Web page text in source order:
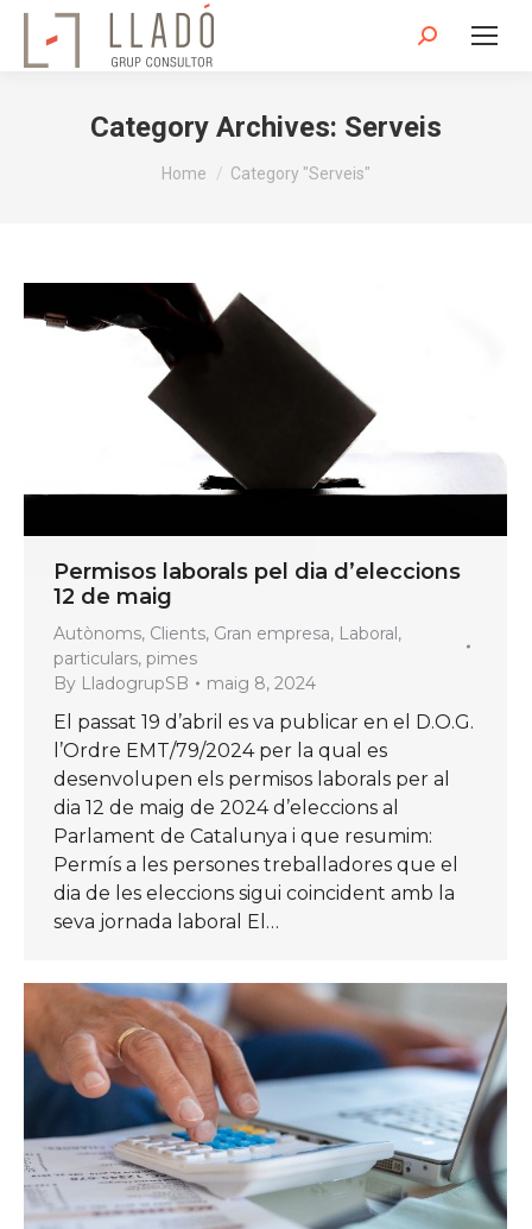
Search:
Category Archives: Serveis
You are here:
Home Category "Serveis"
Permisos laborals pel dia d’eleccions
12 de maig
Autònoms, Clients, Gran empresa, Laboral,
particulars, pimes
By LladogrupSB maig 8, 2024
El passat 19 d’abril es va publicar en el D.O.G.
l’Ordre EMT/79/2024 per la qual es
desenvolupen els permisos laborals per al
dia 12 de maig de 2024 d’eleccions al
Parlament de Catalunya i que resumim:
Permís a les persones treballadores que el
dia de les eleccions sigui coincident amb la
seva jornada laboral El…